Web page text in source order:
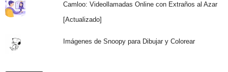
Camloo: Videollamadas Online con Extraños al Azar
[Actualizado]
Imágenes de Snoopy para Dibujar y Colorear